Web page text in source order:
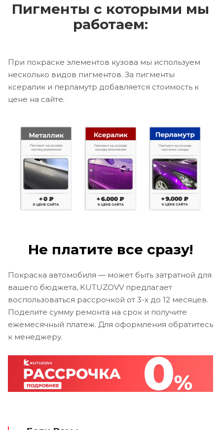
Пигменты с которыми мы
работаем:
При покраске элементов кузова мы используем
несколько видов пигментов. За пигменты
ксералик и перламутр добавляется стоимость к
цене на сайте.
Не платите все сразу!
Покраска автомобиля — может быть затратной для
вашего бюджета, KUTUZOVV предлагает
воспользоваться рассрочкой от 3-х до 12 месяцев.
Поделите сумму ремонта на срок и получите
ежемесячный платеж. Для оформления обратитесь
к менеджеру.